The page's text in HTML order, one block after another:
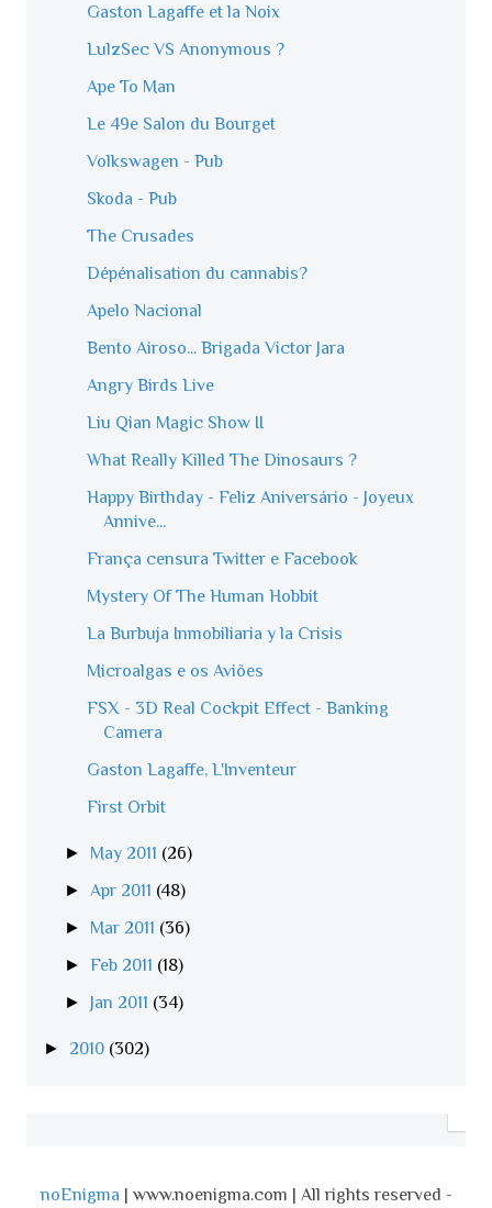
Gaston Lagaffe et la Noix
LulzSec VS Anonymous ?
Ape To Man
Le 49e Salon du Bourget
Volkswagen - Pub
Skoda - Pub
The Crusades
Dépénalisation du cannabis?
Apelo Nacional
Bento Airoso... Brigada Victor Jara
Angry Birds Live
Liu Qian Magic Show II
What Really Killed The Dinosaurs ?
Happy Birthday - Feliz Aniversário - Joyeux
Annive...
França censura Twitter e Facebook
Mystery Of The Human Hobbit
La Burbuja Inmobiliaria y la Crisis
Microalgas e os Aviões
FSX - 3D Real Cockpit Effect - Banking
Camera
Gaston Lagaffe, L'Inventeur
First Orbit
► May 2011 (26)
► Apr 2011 (48)
► Mar 2011 (36)
►Feb 2011 (18)
► Jan 2011 (34)
► 2010 (302)
noEnigma | www.noenigma.com | All rights reserved -